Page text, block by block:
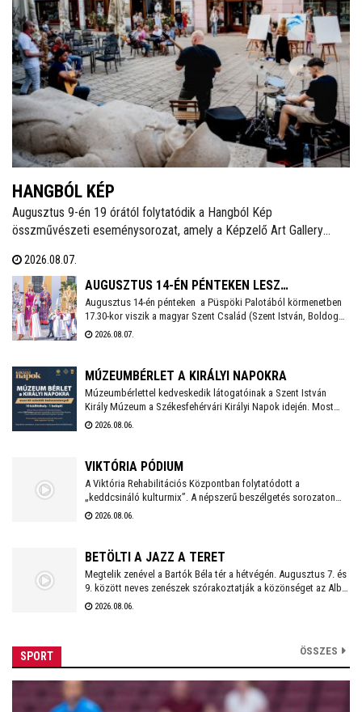
HANGBÓL KÉP
Augusztus 9-én 19 órától folytatódik a Hangból Kép
összművészeti eseménysorozat, amely a Képzelő Art Gallery
Székesfehérvár Önkormányzata támogatásával valósul meg a
Belvárosban.
2026.08.07.
AUGUSZTUS 14-ÉN PÉNTEKEN LESZ
SZÉKESFEHÉRVÁR FOGADALMI SZENTMISÉJE
Augusztus 14-én pénteken a Püspöki Palotából körmenetben
17.30-kor viszik a magyar Szent Család (Szent István, Boldog
Gizella, Szent Imre) ereklyéit a Székesegyházba. Az ereklyék
2026.08.07.
MÚZEUMBÉRLET A KIRÁLYI NAPOKRA
Múzeumbérlettel kedveskedik látogatóinak a Szent István
Király Múzeum a Székesfehérvári Királyi Napok idején. Most
féláron, 5.300 forintért lehet megvenni a kombinált belépőt,
2026.08.06.
VIKTÓRIA PÓDIUM
A Viktória Rehabilitációs Központban folytatódott a
„keddcsináló kulturmix”. A népszerű beszélgetés sorozaton
ezúttal is kivételes vendégek tisztelték meg a Viktória Pódium
2026.08.06.
BETÖLTI A JAZZ A TERET
Megtelik zenével a Bartók Béla tér a hétvégén. Augusztus 7. és
9. között neves zenészek szórakoztatják a közönséget az Alba
Regia Feszten. Fellép többek között az Oláh Dezső Vibratone
2026.08.06.
SPORT ÖSSZES